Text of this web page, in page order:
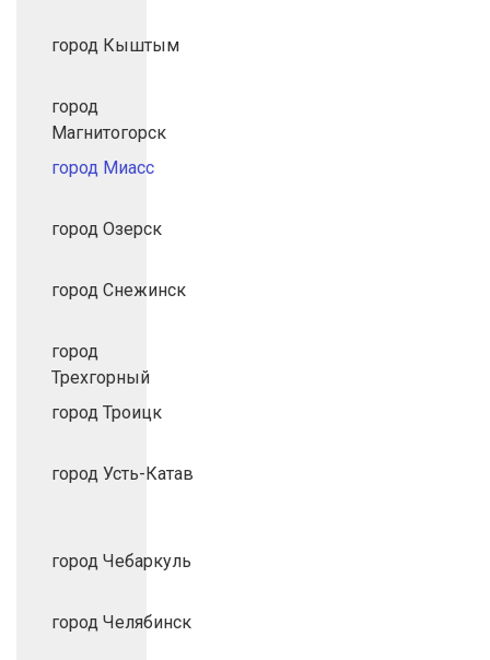
город Кыштым
город
Магнитогорск
город Миасс
город Озерск
город Снежинск
город
Трехгорный
город Троицк
город Усть-Катав
город Чебаркуль
город Челябинск